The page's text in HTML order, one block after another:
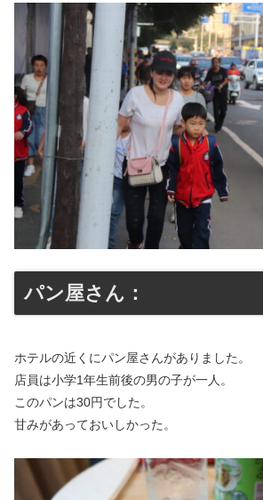
パン屋さん：
ホテルの近くにパン屋さんがありました。
店員は小学1年生前後の男の子が一人。
このパンは30円でした。
甘みがあっておいしかった。